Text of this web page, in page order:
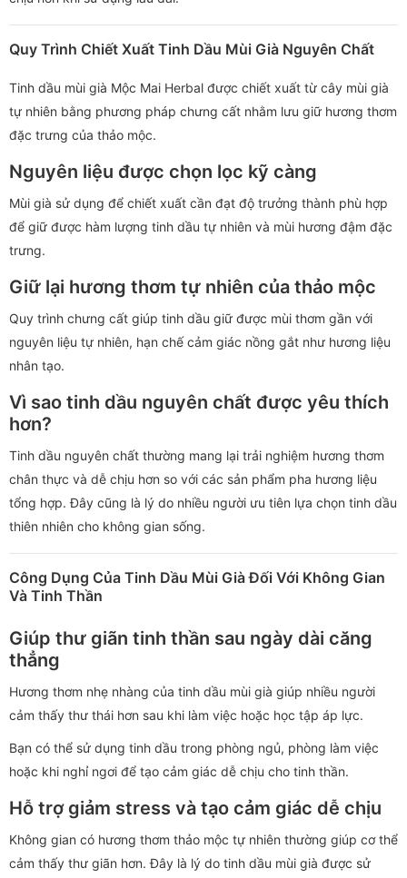
Quy Trình Chiết Xuất Tinh Dầu Mùi Già Nguyên Chất
Tinh dầu mùi già Mộc Mai Herbal được chiết xuất từ cây mùi già
tự nhiên bằng phương pháp chưng cất nhằm lưu giữ hương thơm
đặc trưng của thảo mộc.
Nguyên liệu được chọn lọc kỹ càng
Mùi già sử dụng để chiết xuất cần đạt độ trưởng thành phù hợp
để giữ được hàm lượng tinh dầu tự nhiên và mùi hương đậm đặc
trưng.
Giữ lại hương thơm tự nhiên của thảo mộc
Quy trình chưng cất giúp tinh dầu giữ được mùi thơm gần với
nguyên liệu tự nhiên, hạn chế cảm giác nồng gắt như hương liệu
nhân tạo.
Vì sao tinh dầu nguyên chất được yêu thích
hơn?
Tinh dầu nguyên chất thường mang lại trải nghiệm hương thơm
chân thực và dễ chịu hơn so với các sản phẩm pha hương liệu
tổng hợp. Đây cũng là lý do nhiều người ưu tiên lựa chọn tinh dầu
thiên nhiên cho không gian sống.
Công Dụng Của Tinh Dầu Mùi Già Đối Với Không Gian
Và Tinh Thần
Giúp thư giãn tinh thần sau ngày dài căng
thẳng
Hương thơm nhẹ nhàng của tinh dầu mùi già giúp nhiều người
cảm thấy thư thái hơn sau khi làm việc hoặc học tập áp lực.
Bạn có thể sử dụng tinh dầu trong phòng ngủ, phòng làm việc
hoặc khi nghỉ ngơi để tạo cảm giác dễ chịu cho tinh thần.
Hỗ trợ giảm stress và tạo cảm giác dễ chịu
Không gian có hương thơm thảo mộc tự nhiên thường giúp cơ thể
cảm thấy thư giãn hơn. Đây là lý do tinh dầu mùi già được sử